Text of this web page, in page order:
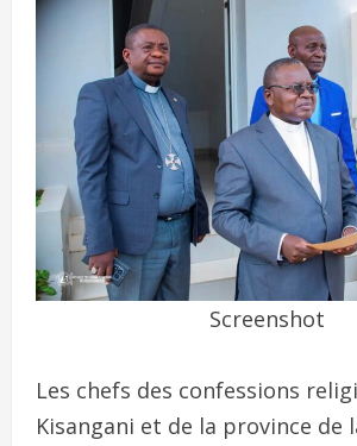
Screenshot
Les chefs des confessions
Kisangani et de la province de